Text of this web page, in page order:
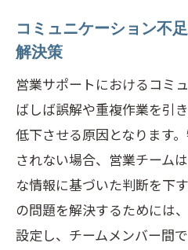
コミュニケーション不
解決策
営業サポートにおけるコミ
ばしば誤解や重複作業を引
低下させる原因となります
されない場合、営業チーム
な情報に基づいた判断を下
の問題を解決するためには
設定し、チームメンバー間